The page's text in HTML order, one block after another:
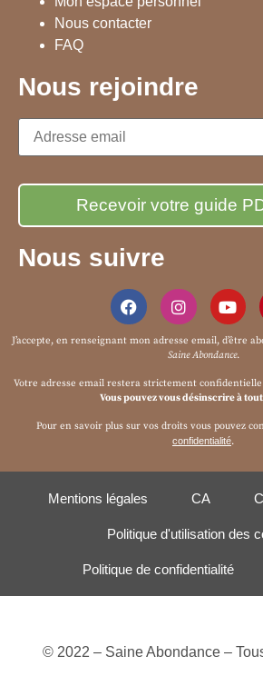
Nous contacter
FAQ
Nous rejoindre
Nous suivre
J’accepte, en renseignant mon adresse email, d’être
Saine Abondance.
Votre adresse email restera strictement
Vous pouvez vous désinscrire à
Pour en savoir plus sur vos droits vous pouvez
confidentialité.
Mentions légales CA
Politique d'utilisation des
Politique de confidentialité
© 2022 – Saine Abondance –